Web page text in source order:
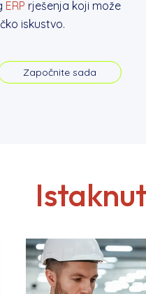
ERP rješenja koji može
iskustvo.
Započnite sada